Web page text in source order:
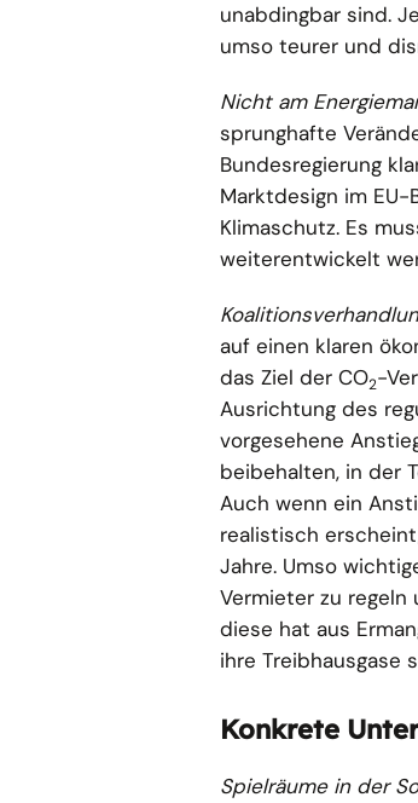
unabdingbar sind.
umso teurer und
Nicht am
sprunghafte
Bundesregierung
Marktdesign im
Klimaschutz. Es
weiterentwickelt
auf einen klaren
das Ziel der CO2-
Ausrichtung des
vorgesehene
beibehalten, in der
Auch wenn ein
realistisch
Jahre. Umso
Vermieter zu
diese hat aus
ihre Treibhausgase
Konkrete
Spielräume in der